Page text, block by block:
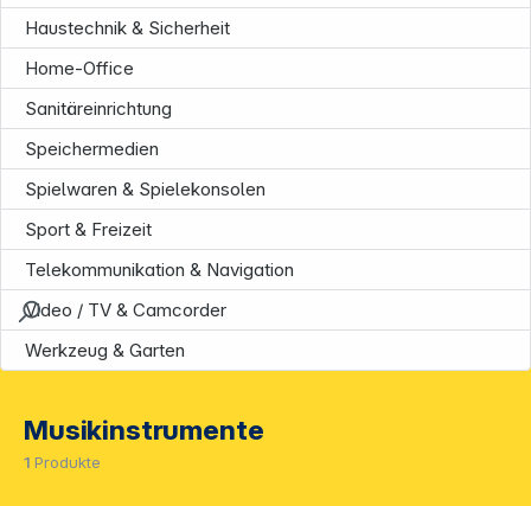
Haustechnik & Sicherheit
Home-Office
Sanitäreinrichtung
Speichermedien
Spielwaren & Spielekonsolen
Sport & Freizeit
Telekommunikation & Navigation
Video / TV & Camcorder
Werkzeug & Garten
Musikinstrumente
1 Produkte